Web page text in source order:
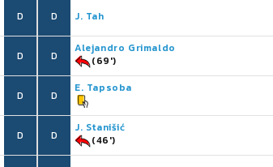
D
D
D
D
D J. Tah
D
Alejandro Grimaldo
(69')
D
E. Tapsoba
D
J. Stanišić
(46')